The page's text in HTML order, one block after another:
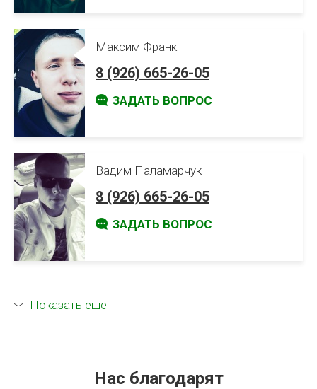
Максим Франк
8 (926) 665-26-05
ЗАДАТЬ ВОПРОС
Вадим Паламарчук
8 (926) 665-26-05
ЗАДАТЬ ВОПРОС
Показать еще
Нас благодарят